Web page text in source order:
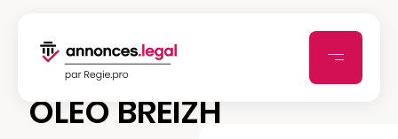
OLEO BREIZH